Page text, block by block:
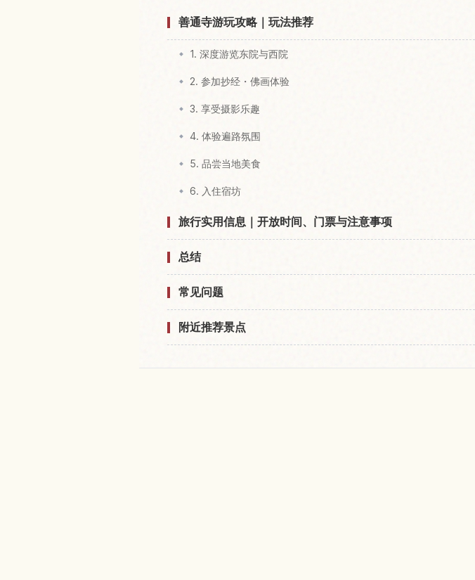
善通寺游玩攻略｜玩法推荐
1. 深度游览东院与西院
2. 参加抄经・佛画体验
3. 享受摄影乐趣
4. 体验遍路氛围
5. 品尝当地美食
6. 入住宿坊
旅行实用信息｜开放时间、门票与注意事项
总结
常见问题
附近推荐景点